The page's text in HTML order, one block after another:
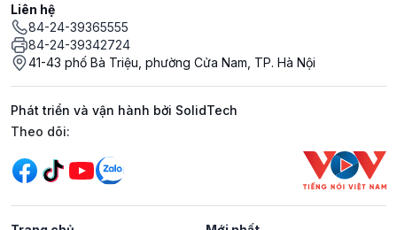
Liên hệ
84-24-39365555
84-24-39342724
41-43 phố Bà Triệu, phường Cửa Nam, TP. Hà Nội
Phát triển và vận hành bởi SolidTech
Mạng xã hội
Theo dõi: